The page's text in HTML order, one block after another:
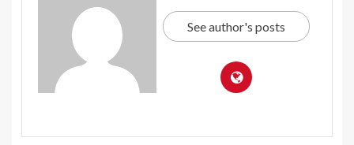
See author's posts